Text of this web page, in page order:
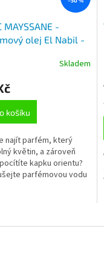
MAYSSANE -
olej El Nabil -
Skladem
košíku
najít parfém, který
květin, a zároveň
kapku orientu?
parfémovou vodu